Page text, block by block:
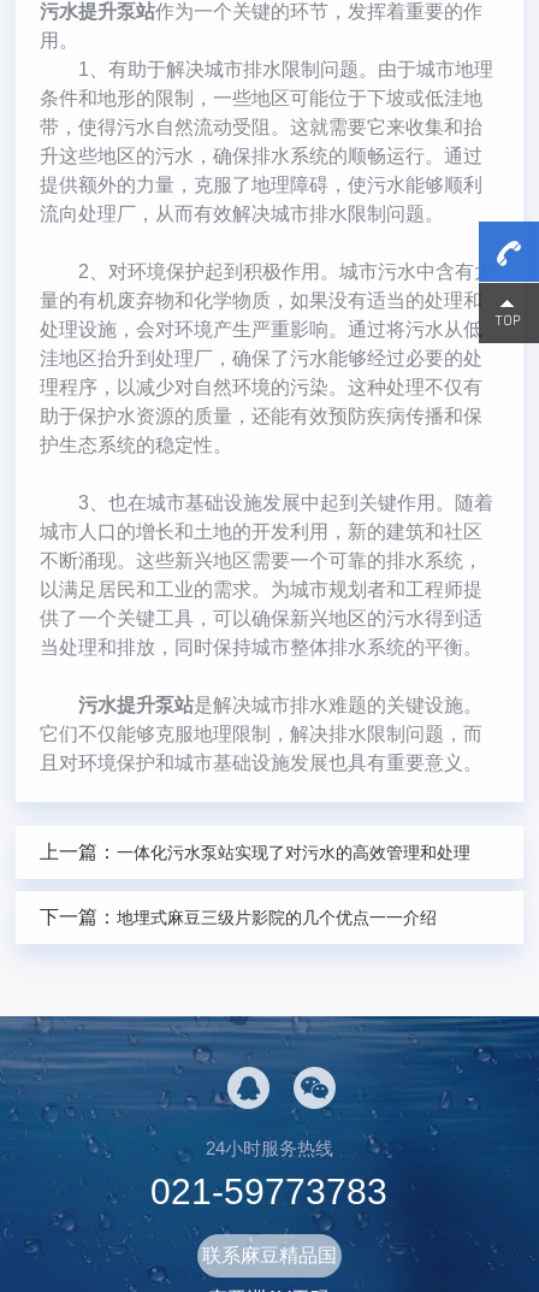
污水提升泵站作为一个关键的环节，发挥着重要的作
用。
1、有助于解决城市排水限制问题。由于城市地理
条件和地形的限制，一些地区可能位于下坡或低洼地
带，使得污水自然流动受阻。这就需要它来收集和抬
升这些地区的污水，确保排水系统的顺畅运行。通过
提供额外的力量，克服了地理障碍，使污水能够顺利
流向处理厂，从而有效解决城市排水限制问题。
2、对环境保护起到积极作用。城市污水中含有大
量的有机废弃物和化学物质，如果没有适当的处理和
处理设施，会对环境产生严重影响。通过将污水从低
洼地区抬升到处理厂，确保了污水能够经过必要的处
理程序，以减少对自然环境的污染。这种处理不仅有
助于保护水资源的质量，还能有效预防疾病传播和保
护生态系统的稳定性。
3、也在城市基础设施发展中起到关键作用。随着
城市人口的增长和土地的开发利用，新的建筑和社区
不断涌现。这些新兴地区需要一个可靠的排水系统，
以满足居民和工业的需求。为城市规划者和工程师提
供了一个关键工具，可以确保新兴地区的污水得到适
当处理和排放，同时保持城市整体排水系统的平衡。
污水提升泵站是解决城市排水难题的关键设施。
它们不仅能够克服地理限制，解决排水限制问题，而
且对环境保护和城市基础设施发展也具有重要意义。
上一篇：一体化污水泵站实现了对污水的高效管理和处理
下一篇：地埋式麻豆三级片影院的几个优点一一介绍
24小时服务热线
021-59773783
联系麻豆精品国